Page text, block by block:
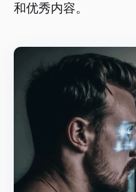
和优秀内容。